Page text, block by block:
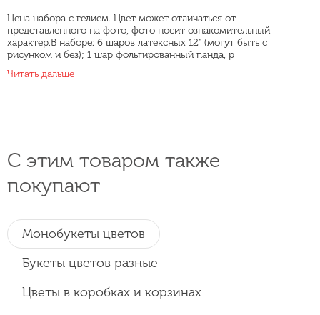
Цена набора с гелием. Цвет может отличаться от
представленного на фото, фото носит ознакомительный
характер.В наборе: 6 шаров латексных 12" (могут быть с
рисунком и без); 1 шар фольгированный панда, р
Читать дальше
С этим товаром также
покупают
Монобукеты цветов
Букеты цветов разные
Цветы в коробках и корзинах